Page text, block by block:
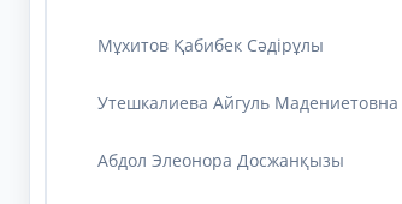
Мұхитов Қабибек Сәдірұлы
Утешкалиева Айгуль Мадениетовна
Абдол Элеонора Досжанқызы